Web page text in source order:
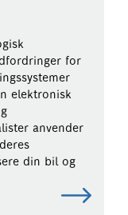
for
elektronisk
anvender
din bil og